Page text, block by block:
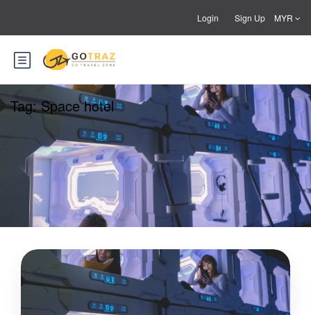
Login Sign Up MYR
Tag:Space hotel